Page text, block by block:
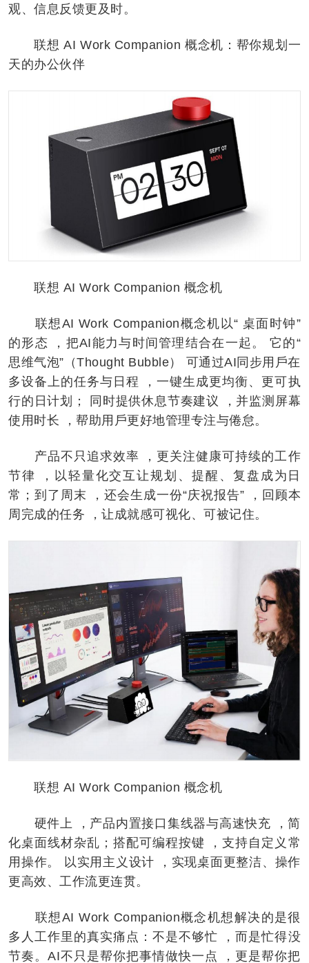
观、信息反馈更及时。
联想 AI Work Companion 概念机：帮你规划一
天的办公伙伴
联想 AI Work Companion 概念机
联想AI Work Companion概念机以“ 桌面时钟”
的形态 ，把AI能力与时间管理结合在一起。 它的“
思维气泡”（Thought Bubble） 可通过AI同步用戶在
多设备上的任务与日程 ，一键生成更均衡、更可执
行的日计划； 同时提供休息节奏建议 ，并监测屏幕
使用时长 ，帮助用戶更好地管理专注与倦怠。
产品不只追求效率 ，更关注健康可持续的工作
节律 ，以轻量化交互让规划、提醒、复盘成为日
常；到了周末 ，还会生成一份“庆祝报告” ，回顾本
周完成的任务 ，让成就感可视化、可被记住。
联想 AI Work Companion 概念机
硬件上 ，产品内置接口集线器与高速快充 ，简
化桌面线材杂乱；搭配可编程按键 ，支持自定义常
用操作。 以实用主义设计 ，实现桌面更整洁、操作
更高效、工作流更连贯。
联想AI Work Companion概念机想解决的是很
多人工作里的真实痛点：不是不够忙 ，而是忙得没
节奏。AI不只是帮你把事情做快一点 ，更是帮你把